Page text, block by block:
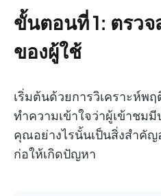
ขั้นตอนที่ 1: ตรว
ของผู้ใช้
เริ่มต้นด้วยการวิเคราะห์พ
ทำความเข้าใจว่าผู้เข้าชม
คุณอย่างไรนั้นเป็นสิ่งสำคัญ
ก่อให้เกิดปัญหา